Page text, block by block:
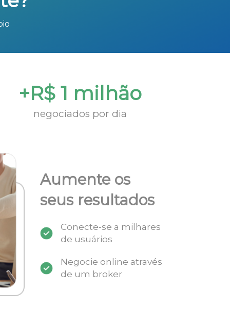
+R$ 1 milhão
negociados por dia
Aumente os
seus resultados
Conecte-se a milhares
de usuários
Negocie online através
de um broker